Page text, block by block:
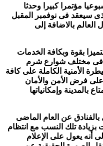
مؤتمرا كبيرا وحدثا
سيعقد فى نوفمبر المقبل
بالاضافة إلى
بقوة وبكافة الخدمات
نشر حوالى 700 كاميرا فى مختلف شوارع شرم
الأمنية الكاملة على كافة
فرض الأمن والأمان
بالمدينة وإمكانياتها
عن العام الماضى
بزيادة تلك النسب مع انتظام
أنه يعول على الإعلام